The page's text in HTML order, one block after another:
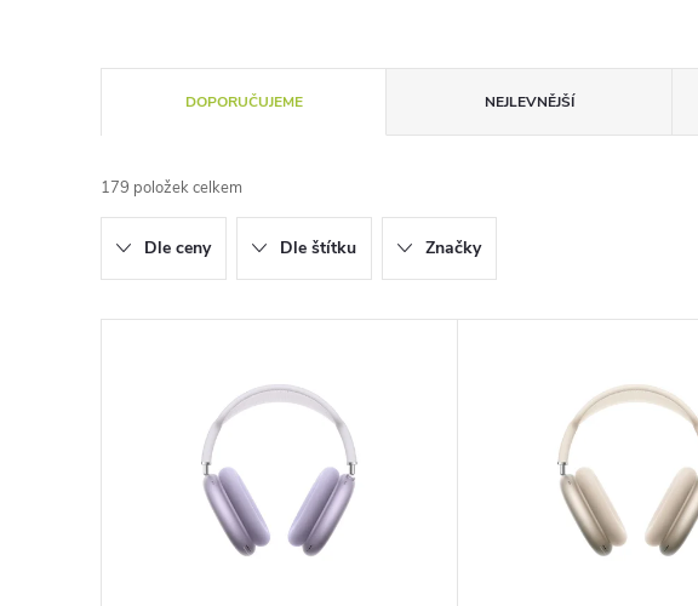
a
z
e
n
DOPORUČUJEME NEJLEVNĚJŠÍ
179 položek celkem
Dle ceny Dle štítku Značky